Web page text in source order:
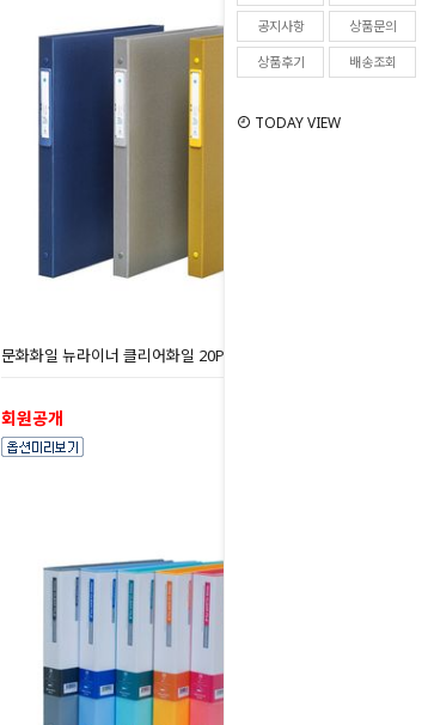
공지사항
상품문의
상품후기
배송조회
TODAY VIEW
문화화일 뉴라이너 클리어화일 20P A4 F850-7
회원공개